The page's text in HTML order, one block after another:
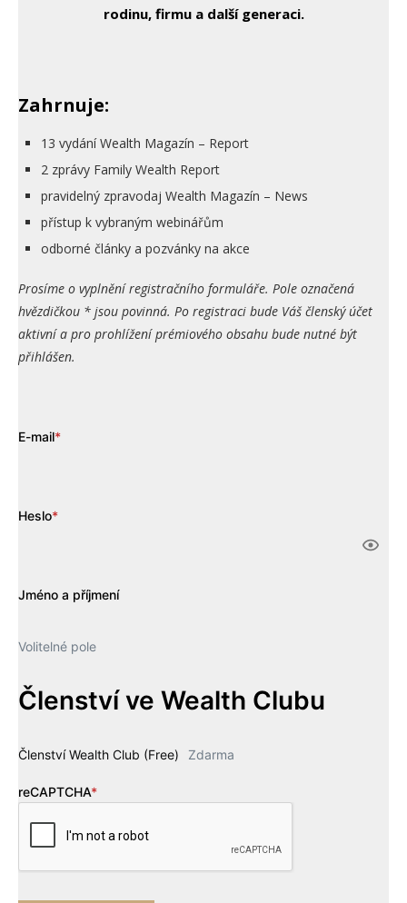
rodinu, firmu a další generaci.
Zahrnuje:
13 vydání Wealth Magazín – Report
2 zprávy Family Wealth Report
pravidelný zpravodaj Wealth Magazín – News
přístup k vybraným webinářům
odborné články a pozvánky na akce
Prosíme o vyplnění registračního formuláře. Pole označená
hvězdičkou * jsou povinná. Po registraci bude Váš členský účet
aktivní a pro prohlížení prémiového obsahu bude nutné být
přihlášen.
E-mail*
Heslo*
Jméno a příjmení
Volitelné pole
Členství ve Wealth Clubu
Členství Wealth Club (Free) Zdarma
reCAPTCHA*